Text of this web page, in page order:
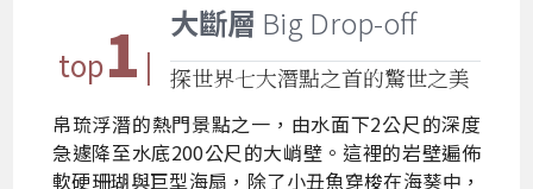
top1 |
大斷層 Big Drop-off
探世界七大潛點之首的驚世之美
帛琉浮潛的熱門景點之一，由水面下2公尺的深度
急遽降至水底200公尺的大峭壁。這裡的岩壁遍佈
軟硬珊瑚與巨型海扇，除了小丑魚穿梭在海葵中，